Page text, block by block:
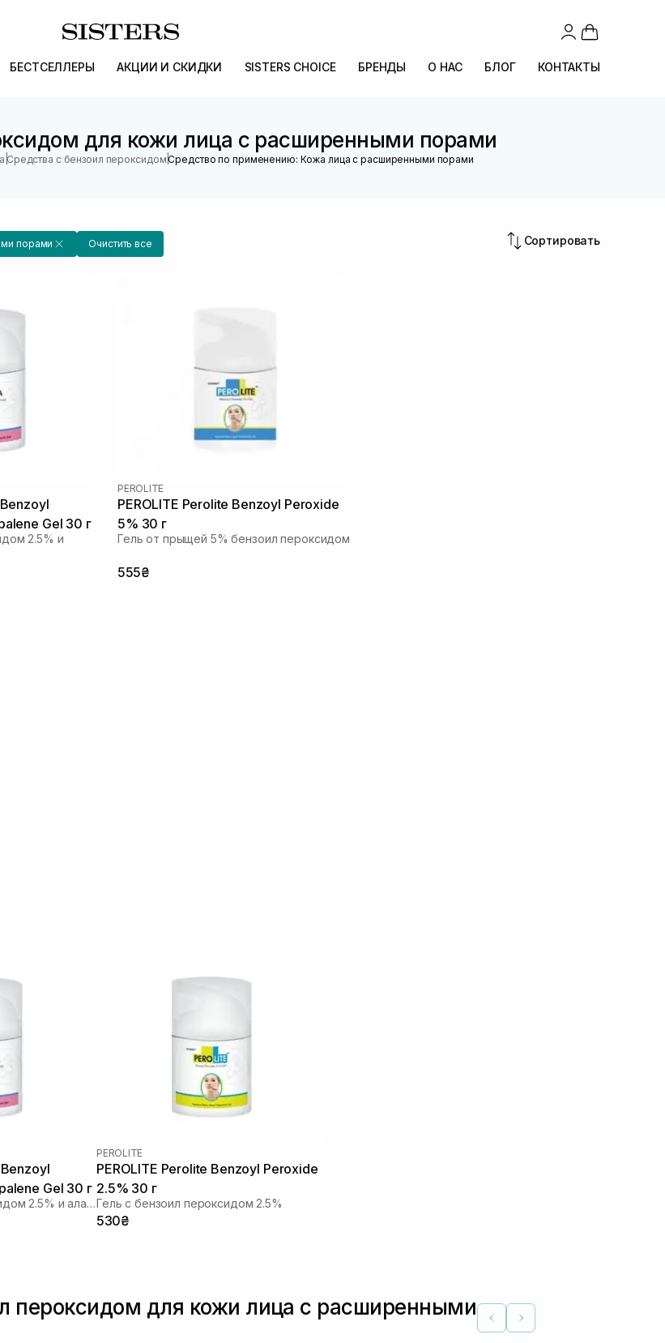
БЕСТСЕЛЛЕРЫ АКЦИИ И СКИДКИ SISTERS CHOICE БРЕНДЫ О НАС БЛОГ КОНТАКТЫ
для кожи лица с расширенными порами
|Средства с бензоил пероксидом |Средство по применению: Кожа лица с расширенными порами
порами Очистить все Сортировать
Gel 30 г
2.5% и
PEROLITE
PEROLITE Perolite Benzoyl Peroxide
5% 30 г
Гель от прыщей 5% бензоил пероксидом
555₴
Gel 30 г
Гель с бензоил пероксидом 2.5% и алапаленом
PEROLITE
PEROLITE Perolite Benzoyl Peroxide
2.5% 30 г
Гель с бензоил пероксидом 2.5%
530₴
пероксидом для кожи лица с расширенными